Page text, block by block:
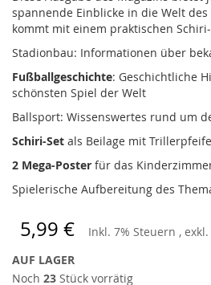
spannende Einblicke in die Welt
kommt mit einem praktischen
Stadionbau: Informationen über
Fußballgeschichte: Geschichtliche
schönsten Spiel der Welt
Ballsport: Wissenswertes rund um
Schiri-Set als Beilage mit
2 Mega-Poster für das
Spielerische Aufbereitung des
5,99 € Inkl. 7% Steuern , exkl.
AUF LAGER
Noch 23 Stück vorrätig
der
Bildergalerie